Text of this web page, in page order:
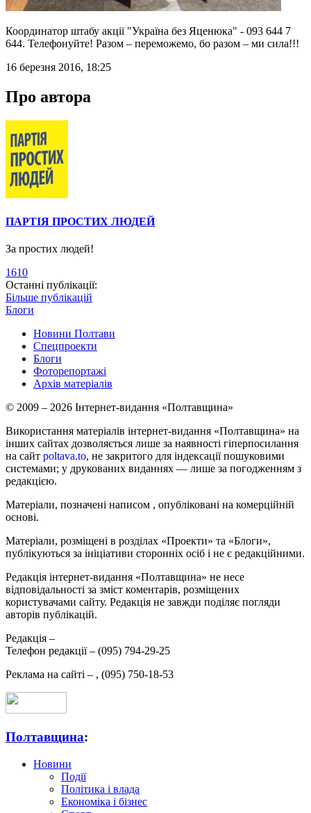
Координатор штабу акції "Україна без Яценюка" - 093 644 7
644. Телефонуйте! Разом – переможемо, бо разом – ми сила!!!
16 березня 2016, 18:25
Про автора
ПАРТІЯ ПРОСТИХ ЛЮДЕЙ
За простих людей!
1610
Останні публікації:
Більше публікацій
Блоги
Новини Полтави
Спецпроекти
Блоги
Фоторепортажі
Архів матеріалів
© 2009 – 2026 Інтернет-видання «Полтавщина»
Використання матеріалів інтернет-видання «Полтавщина» на
інших сайтах дозволяється лише за наявності гіперпосилання
на сайт poltava.to, не закритого для індексації пошуковими
системами; у друкованих виданнях — лише за погодженням з
редакцією.
Матеріали, позначені написом , опубліковані на комерційній
основі.
Матеріали, розміщені в розділах «Проекти» та «Блоги»,
публікуються за ініціативи сторонніх осіб і не є редакційними.
Редакція інтернет-видання «Полтавщина» не несе
відповідальності за зміст коментарів, розміщених
користувачами сайту. Редакція не завжди поділяє погляди
авторів публікацій.
Редакція –
Телефон редакції – (095) 794-29-25
Реклама на сайті – , (095) 750-18-53
Полтавщина:
Новини
Події
Політика і влада
Економіка і бізнес